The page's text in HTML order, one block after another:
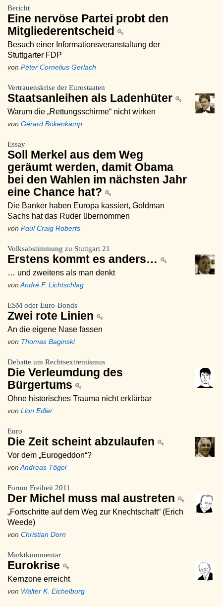
Bericht
Eine nervöse Partei probt den
Mitgliederentscheid
Besuch einer Informationsveranstaltung der
Stuttgarter FDP
von Peter Cornelius Gerlach
Vertrauenskrise der Eurostaaten
Staatsanleihen als Ladenhüter
Warum die „Rettungsschirme“ nicht wirken
von Gérard Bökenkamp
Essay
Soll Merkel aus dem Weg
geräumt werden, damit Obama
bei den Wahlen im nächsten Jahr
eine Chance hat?
Die Banker haben Europa kassiert, Goldman
Sachs hat das Ruder übernommen
von Paul Craig Roberts
Volksabstimmung zu Stuttgart 21
Erstens kommt es anders…
… und zweitens als man denkt
von André F. Lichtschlag
ESM oder Euro-Bonds
Zwei rote Linien
An die eigene Nase fassen
von Thomas Baginski
Debatte um Rechtsextremismus
Die Verleumdung des
Bürgertums
Ohne historisches Trauma nicht erklärbar
von Lion Edler
Euro
Die Zeit scheint abzulaufen
Vor dem „Eurogeddon“?
von Andreas Tögel
Forum Freiheit 2011
Der Michel muss mal austreten
„Fortschritte auf dem Weg zur Knechtschaft“ (Erich
Weede)
von Christian Dorn
Marktkommentar
Eurokrise
Kernzone erreicht
von Walter K. Eichelburg